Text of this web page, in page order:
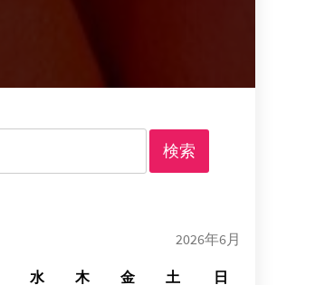
2026年6月
水 木 金 土 日